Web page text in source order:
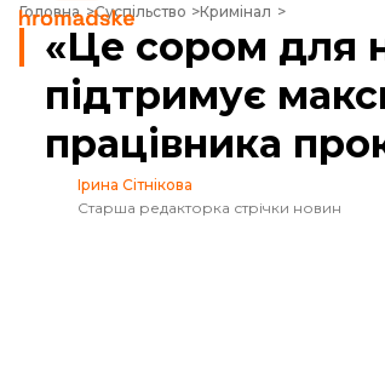
Головна Суспільство Кримінал
«Це сором для нашої системи». Генпрокурор
«Це сором для
підтримує
працівника
Ірина Сітнікова
Старша редакторка стрічки новин